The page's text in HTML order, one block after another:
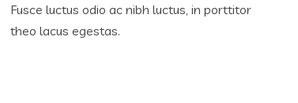
Fusce luctus odio ac nibh luctus, in porttitor
theo lacus egestas.